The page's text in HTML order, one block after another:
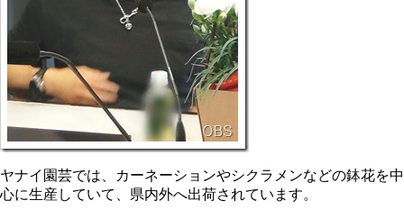
ヤナイ園芸では、カーネーションやシクラメンなどの鉢花を中
心に生産していて、県内外へ出荷されています。